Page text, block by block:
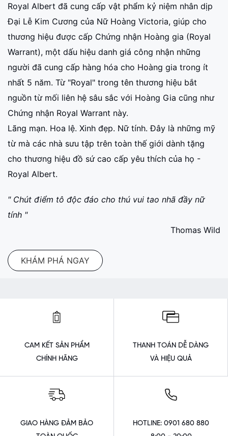
Royal Albert đã cung cấp vật phẩm kỷ niệm nhân dịp
Đại Lễ Kim Cương của Nữ Hoàng Victoria, giúp cho
thương hiệu được cấp Chứng nhận Hoàng gia (Royal
Warrant), một dấu hiệu danh giá công nhận những
người đã cung cấp hàng hóa cho Hoàng gia trong ít
nhất 5 năm. Từ "Royal" trong tên thương hiệu bắt
nguồn từ mối liên hệ sâu sắc với Hoàng Gia cũng như
Chứng nhận Royal Warrant này.
Lãng mạn. Hoa lệ. Xinh đẹp. Nữ tính. Đây là những mỹ
từ mà các nhà sưu tập trên toàn thế giới dành tặng
cho thương hiệu đồ sứ cao cấp yêu thích của họ -
Royal Albert.
" Chút điểm tô độc đáo cho thú vui tao nhã đầy nữ
tính "
Thomas Wild
KHÁM PHÁ NGAY
CAM KẾT SẢN PHẨM
CHÍNH HÃNG
THANH TOÁN DỄ DÀNG
VÀ HIỆU QUẢ
GIAO HÀNG ĐẢM BẢO
HOTLINE: 0901 680 880